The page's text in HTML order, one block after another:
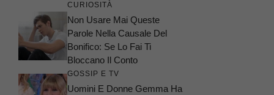
CURIOSITÀ
Non Usare Mai Queste
Parole Nella Causale Del
Bonifico: Se Lo Fai Ti
Bloccano Il Conto
GOSSIP E TV
Uomini E Donne Gemma Ha